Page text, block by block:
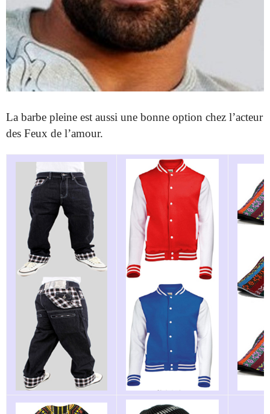
La barbe pleine est aussi une bonne option chez l’acteur
des Feux de l’amour.